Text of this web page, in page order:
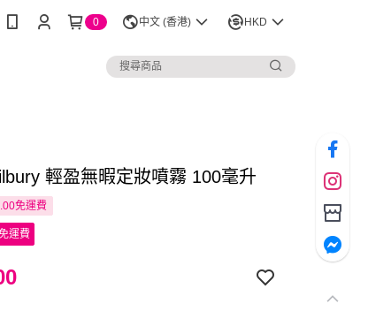
0 中文 (香港) HKD
輕盈無暇定妝噴霧 100毫升
免運費
運費